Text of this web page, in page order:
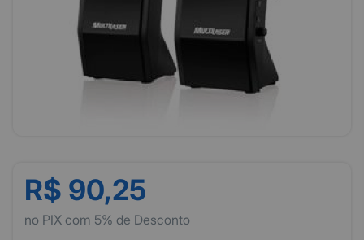
R$ 90,25
no PIX com 5% de Desconto